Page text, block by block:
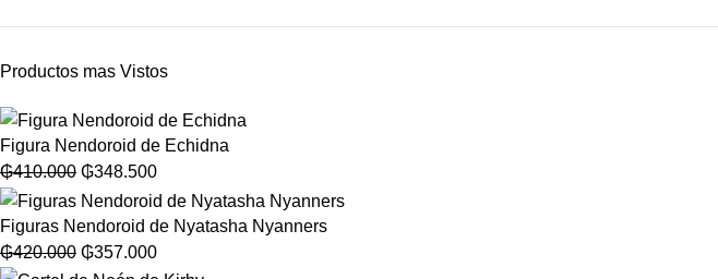
Productos mas Vistos
Figura Nendoroid de Echidna
₲410.000 ₲348.500
Figuras Nendoroid de Nyatasha Nyanners
₲420.000 ₲357.000